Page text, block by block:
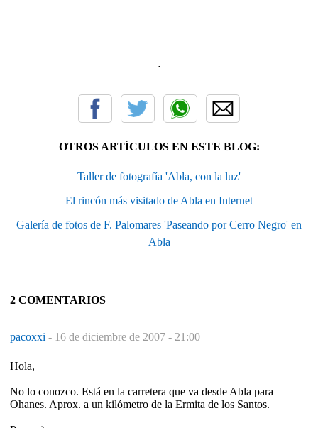
.
OTROS ARTÍCULOS EN ESTE BLOG:
Taller de fotografía 'Abla, con la luz'
El rincón más visitado de Abla en Internet
Galería de fotos de F. Palomares 'Paseando por Cerro Negro' en
Abla
2 COMENTARIOS
pacoxxi - 16 de diciembre de 2007 - 21:00
Hola,
No lo conozco. Está en la carretera que va desde Abla para
Ohanes. Aprox. a un kilómetro de la Ermita de los Santos.